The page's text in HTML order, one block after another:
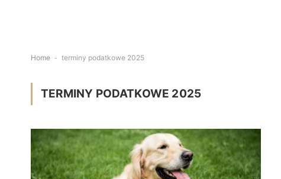
Home - terminy podatkowe 2025
TERMINY PODATKOWE 2025